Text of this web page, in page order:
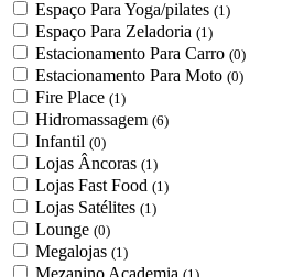
Espaço Para Yoga/pilates (1)
Espaço Para Zeladoria (1)
Estacionamento Para Carro (0)
Estacionamento Para Moto (0)
Fire Place (1)
Hidromassagem (6)
Infantil (0)
Lojas Âncoras (1)
Lojas Fast Food (1)
Lojas Satélites (1)
Lounge (0)
Megalojas (1)
Mezanino Academia